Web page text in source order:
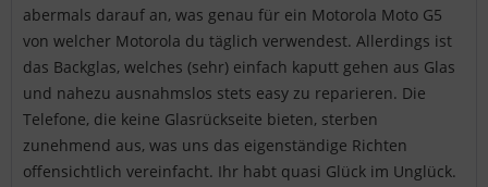
abermals darauf an, was genau für ein Motorola Moto G5
von welcher Motorola du täglich verwendest. Allerdings ist
das Backglas, welches (sehr) einfach kaputt gehen aus Glas
und nahezu ausnahmslos stets easy zu reparieren. Die
Telefone, die keine Glasrückseite bieten, sterben
zunehmend aus, was uns das eigenständige Richten
offensichtlich vereinfacht. Ihr habt quasi Glück im Unglück.